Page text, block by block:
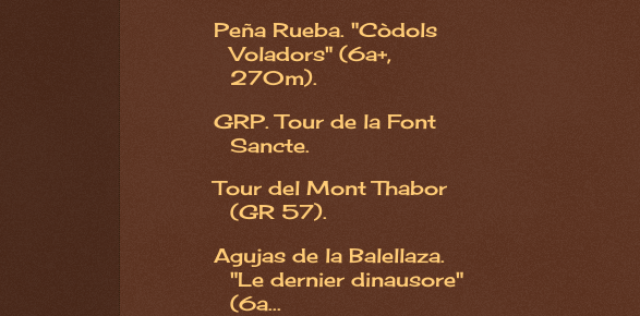
Peña Rueba. "Còdols
Voladors" (6a+,
270m).
GRP. Tour de la Font
Sancte.
Tour del Mont Thabor
(GR 57).
Agujas de la Balellaza.
"Le dernier dinausore"
(6a...